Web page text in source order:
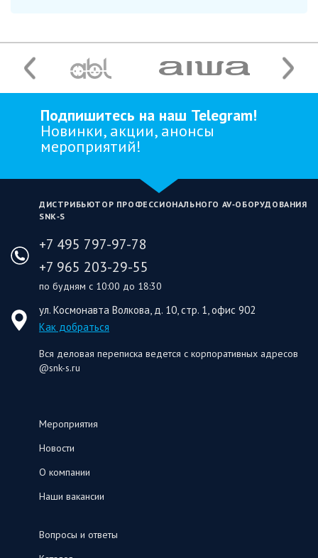
Подпишитесь на наш Telegram!
Новинки, акции, анонсы
мероприятий!
ДИСТРИБЬЮТОР ПРОФЕССИОНАЛЬНОГО AV‑ОБОРУДОВАНИЯ
SNK‑S
+7 495 797-97-78
+7 965 203-29-55
по будням с 10:00 до 18:30
ул. Космонавта Волкова, д. 10, стр. 1, офис 902
Как добраться
Вся деловая переписка ведется с корпоративных адресов
@snk-s.ru
Мероприятия
Новости
О компании
Наши вакансии
Вопросы и ответы